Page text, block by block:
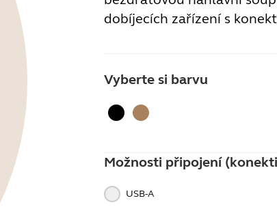
dobíjecích zařízení s
Vyberte si barvu
ČernáZlato béžová
Možnosti připojení
USB-A